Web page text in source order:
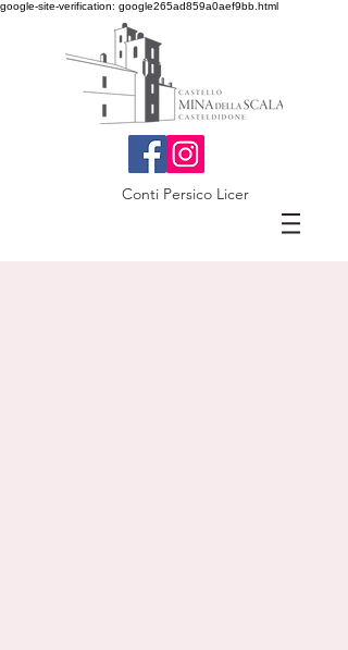
google-site-verification: google265ad859a0aef9bb.html
Conti Persico Licer